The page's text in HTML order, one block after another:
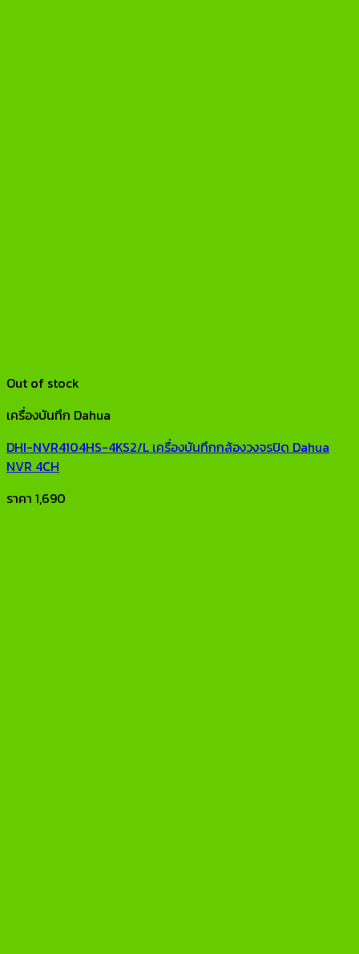
Out of stock
เครื่องบันทึก Dahua
DHI-NVR4104HS-4KS2/L เครื่องบันทึกกล้องวงจรปิด Dahua
NVR 4CH
ราคา 1,690